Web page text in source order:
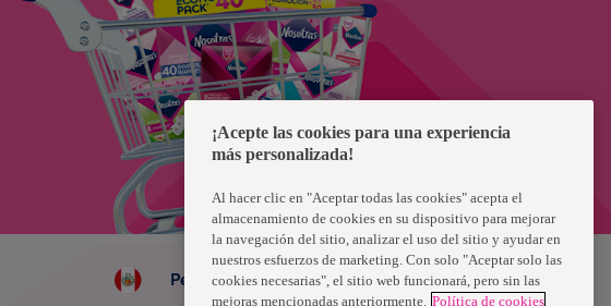
Peru
¡Acepte las cookies para una experiencia
más personalizada!
Al hacer clic en "Aceptar todas las cookies" acepta el
almacenamiento de cookies en su dispositivo para mejorar
la navegación del sitio, analizar el uso del sitio y ayudar en
nuestros esfuerzos de marketing. Con solo "Aceptar solo las
cookies necesarias", el sitio web funcionará, pero sin las
mejoras mencionadas anteriormente. Política de cookies